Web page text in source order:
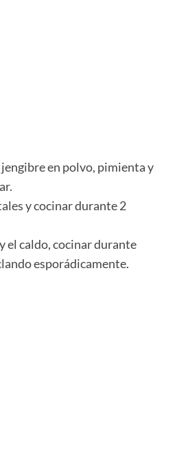
en polvo, pimienta y
y cocinar durante 2
el caldo, cocinar durante
esporádicamente.